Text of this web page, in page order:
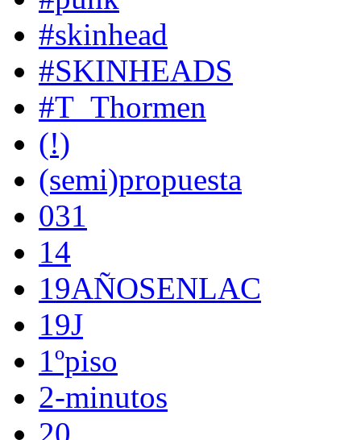
#skinhead
#SKINHEADS
#T_Thormen
(!)
(semi)propuesta
031
14
19AÑOSENLAC
19J
1ºpiso
2-minutos